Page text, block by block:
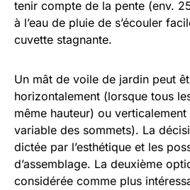
tenir compte de la pente (env.
à l’eau de pluie de s’écouler
cuvette stagnante.
Un mât de voile de jardin peut
horizontalement (lorsque tous
même hauteur) ou
variable des sommets). La
dictée par l’esthétique et les
d’assemblage. La deuxième
considérée comme plus